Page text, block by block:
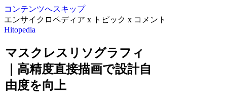
コンテンツへスキップ
エンサイクロペディア x トピック x コメント
Hitopedia
マスクレスリソグラフィ
｜高精度直接描画で設計自
由度を向上